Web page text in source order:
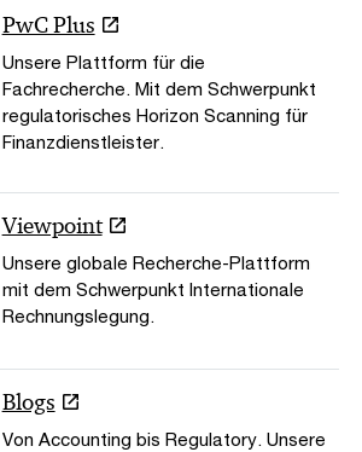
PwC Plus
Unsere Plattform für die
Fachrecherche. Mit dem Schwerpunkt
regulatorisches Horizon Scanning für
Finanzdienstleister.
Viewpoint
Unsere globale Recherche-Plattform
mit dem Schwerpunkt Internationale
Rechnungslegung.
Blogs
Von Accounting bis Regulatory. Unsere